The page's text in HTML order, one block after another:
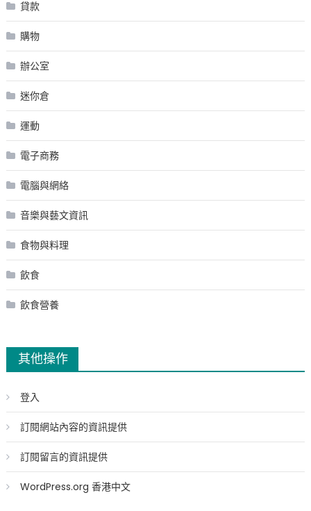
貸款
購物
辦公室
迷你倉
運動
電子商務
電腦與網絡
音樂與藝文資訊
食物與料理
飲食
飲食營養
其他操作
登入
訂閱網站內容的資訊提供
訂閱留言的資訊提供
WordPress.org 香港中文